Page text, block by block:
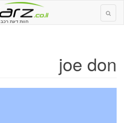
חוות דעת רכב
joe don